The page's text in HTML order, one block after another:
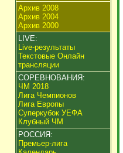
Архив 2008
Архив 2004
Архив 2000
LIVE:
Live-результаты
Текстовые Онлайн
трансляции
СОРЕВНОВАНИЯ:
ЧМ 2018
Лига Чемпионов
Лига Европы
Суперкубок УЕФА
Клубный ЧМ
РОССИЯ:
Премьер-лига